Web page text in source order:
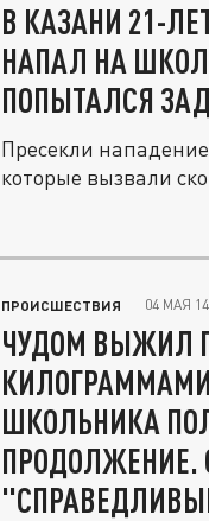
В КАЗАНИ 21-
НАПАЛ НА
ПОПЫТАЛСЯ
Пресекли
которые вызвали
ПРОИСШЕСТВИЯ 04 МАЯ
ЧУДОМ ВЫЖИЛ
ШКОЛЬНИКА
ПРОДОЛЖЕНИЕ.